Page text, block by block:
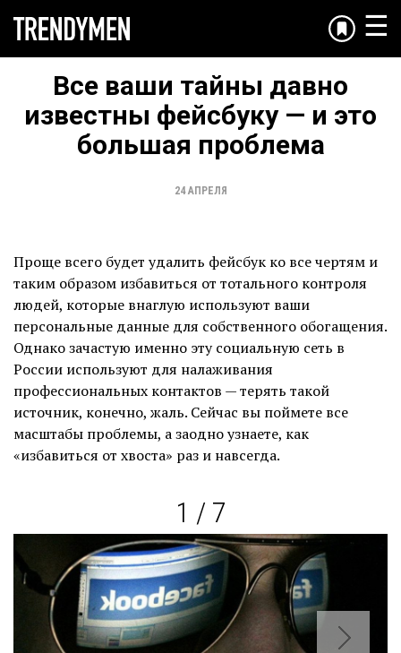
☰
Все ваши тайны давно
известны фейсбуку — и это
большая проблема
24 АПРЕЛЯ
Проще всего будет удалить фейсбук ко все чертям и
таким образом избавиться от тотального контроля
людей, которые внаглую используют ваши
персональные данные для собственного обогащения.
Однако зачастую именно эту социальную сеть в
России используют для налаживания
профессиональных контактов — терять такой
источник, конечно, жаль. Сейчас вы поймете все
масштабы проблемы, а заодно узнаете, как
«избавиться от хвоста» раз и навсегда.
1 / 7